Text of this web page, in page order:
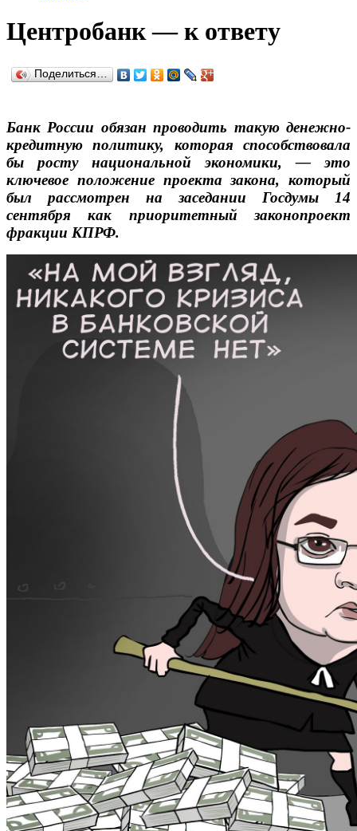
Центробанк — к ответу
Поделиться…
Банк России обязан проводить такую денежно-
кредитную политику, которая способствовала
бы росту национальной экономики, — это
ключевое положение проекта закона, который
был рассмотрен на заседании Госдумы 14
сентября как приоритетный законопроект
фракции КПРФ.